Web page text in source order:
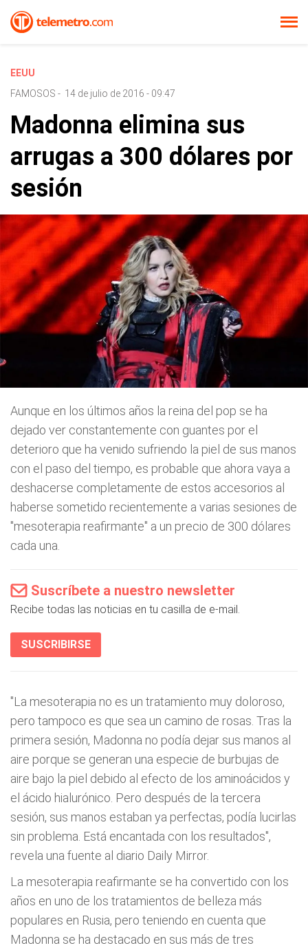
EEUU
FAMOSOS - 14 de julio de 2016 - 09:47
Madonna elimina sus
arrugas a 300 dólares por
sesión
Aunque en los últimos años la reina del pop se ha
dejado ver constantemente con guantes por el
deterioro que ha venido sufriendo la piel de sus manos
con el paso del tiempo, es probable que ahora vaya a
deshacerse completamente de estos accesorios al
haberse sometido recientemente a varias sesiones de
"mesoterapia reafirmante" a un precio de 300 dólares
cada una.
Suscríbete a nuestro newsletter
Recibe todas las noticias en tu casilla de e-mail.
SUSCRIBIRSE
"La mesoterapia no es un tratamiento muy doloroso,
pero tampoco es que sea un camino de rosas. Tras la
primera sesión, Madonna no podía dejar sus manos al
aire porque se generan una especie de burbujas de
aire bajo la piel debido al efecto de los aminoácidos y
el ácido hialurónico. Pero después de la tercera
sesión, sus manos estaban ya perfectas, podía lucirlas
sin problema. Está encantada con los resultados",
revela una fuente al diario Daily Mirror.
La mesoterapia reafirmante se ha convertido con los
años en uno de los tratamientos de belleza más
populares en Rusia, pero teniendo en cuenta que
Madonna se ha destacado en sus más de tres